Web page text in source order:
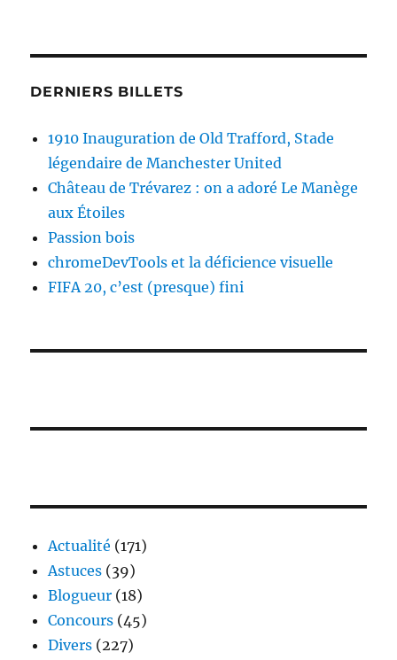
DERNIERS BILLETS
1910 Inauguration de Old Trafford, Stade
légendaire de Manchester United
Château de Trévarez : on a adoré Le Manège
aux Étoiles
Passion bois
chromeDevTools et la déficience visuelle
FIFA 20, c’est (presque) fini
Actualité (171)
Astuces (39)
Blogueur (18)
Concours (45)
Divers (227)